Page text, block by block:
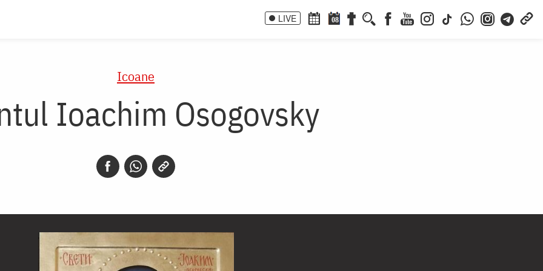
LIVE 08
Icoane
Ioachim Osogovsky